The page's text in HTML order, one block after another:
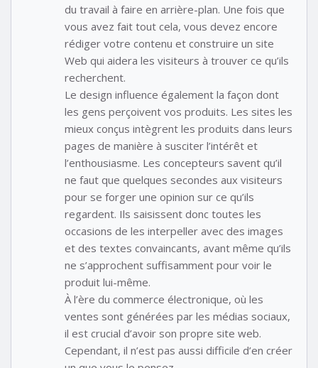
du travail à faire en arrière-plan. Une fois que
vous avez fait tout cela, vous devez encore
rédiger votre contenu et construire un site
Web qui aidera les visiteurs à trouver ce qu’ils
recherchent.
Le design influence également la façon dont
les gens perçoivent vos produits. Les sites les
mieux conçus intègrent les produits dans leurs
pages de manière à susciter l’intérêt et
l’enthousiasme. Les concepteurs savent qu’il
ne faut que quelques secondes aux visiteurs
pour se forger une opinion sur ce qu’ils
regardent. Ils saisissent donc toutes les
occasions de les interpeller avec des images
et des textes convaincants, avant même qu’ils
ne s’approchent suffisamment pour voir le
produit lui-même.
À l’ère du commerce électronique, où les
ventes sont générées par les médias sociaux,
il est crucial d’avoir son propre site web.
Cependant, il n’est pas aussi difficile d’en créer